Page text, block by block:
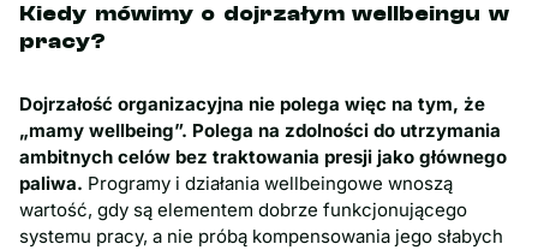
Kiedy mówimy o dojrzałym wellbeingu w
pracy?
Dojrzałość organizacyjna nie polega więc na tym, że
„mamy wellbeing”. Polega na zdolności do utrzymania
ambitnych celów bez traktowania presji jako głównego
paliwa. Programy i działania wellbeingowe wnoszą
wartość, gdy są elementem dobrze funkcjonującego
systemu pracy, a nie próbą kompensowania jego słabych